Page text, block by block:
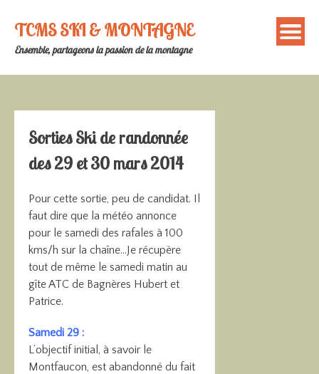
TCMS SKI & MONTAGNE
Ensemble, partageons la passion de la montagne
Sorties Ski de randonnée
des 29 et 30 mars 2014
Pour cette sortie, peu de candidat. Il
faut dire que la météo annonce
pour le samedi des rafales à 100
kms/h sur la chaîne…Je récupère
tout de même le samedi matin au
gîte ATC de Bagnères Hubert et
Patrice.
Samedi 29 :
L’objectif initial, à savoir le
Montfaucon, est abandonné du fait